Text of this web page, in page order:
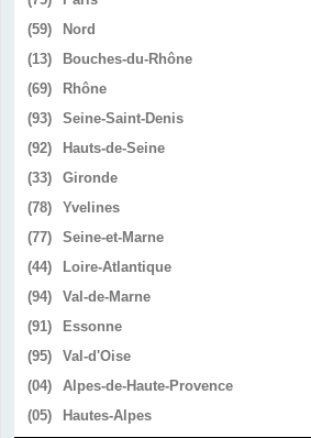
(59)
Nord
(13)
Bouches-du-Rhône
(69)
Rhône
(93)
Seine-Saint-Denis
(92)
Hauts-de-Seine
(33)
Gironde
(78)
Yvelines
(77)
Seine-et-Marne
(44)
Loire-Atlantique
(94)
Val-de-Marne
(91)
Essonne
(95)
Val-d'Oise
(04)
Alpes-de-Haute-Provence
(05)
Hautes-Alpes